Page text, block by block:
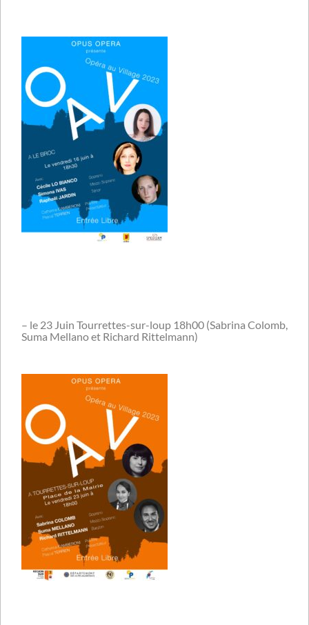
– le 23 Juin Tourrettes-sur-loup 18h00 (Sabrina Colomb,
Suma Mellano et Richard Rittelmann)